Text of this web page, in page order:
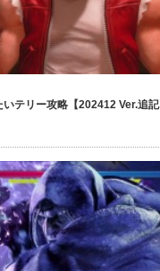
いテリー攻略【202412 Ver.追記